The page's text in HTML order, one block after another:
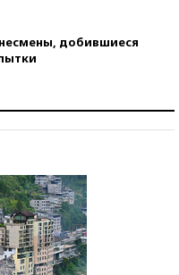
добившиеся